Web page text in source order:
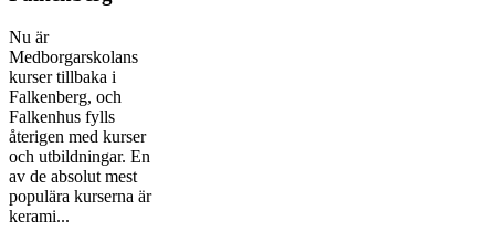
Nu är
Medborgarskolans
kurser tillbaka i
Falkenberg, och
Falkenhus fylls
återigen med kurser
och utbildningar. En
av de absolut mest
populära kurserna är
kerami...